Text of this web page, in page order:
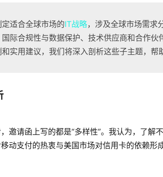
适合全球市场的IT战略，涉及全球市场需求
际合规性与数据保护、技术供应商和合作伙
实用建议，我们将深入剖析这些子主题，帮
邀请函上写的都是“多样性”。我认为，了解
动支付的热衷与美国市场对信用卡的依赖形